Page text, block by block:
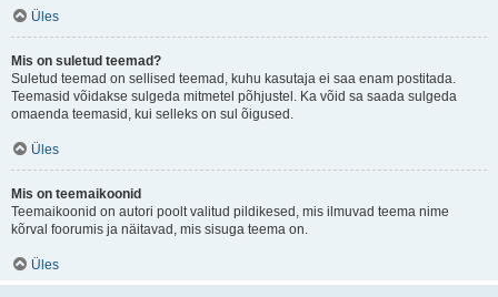
Üles
Mis on suletud teemad?
Suletud teemad on sellised teemad, kuhu kasutaja ei saa enam postitada.
Teemasid võidakse sulgeda mitmetel põhjustel. Ka võid sa saada sulgeda
omaenda teemasid, kui selleks on sul õigused.
Üles
Mis on teemaikoonid
Teemaikoonid on autori poolt valitud pildikesed, mis ilmuvad teema nime
kõrval foorumis ja näitavad, mis sisuga teema on.
Üles